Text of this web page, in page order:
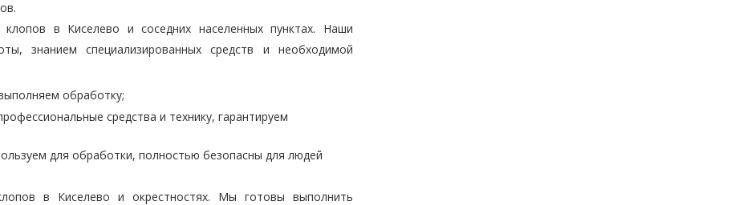
в Киселево и соседних населенных пунктах. Наши
знанием специализированных средств и необходимой
обработку;
средства и технику, гарантируем
для обработки, полностью безопасны для людей
в Киселево и окрестностях. Мы готовы выполнить